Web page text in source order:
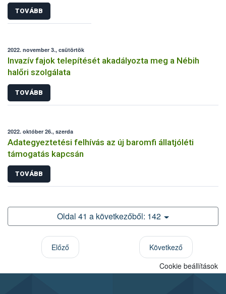
TOVÁBB
2022. november 3., csütörtök
Invazív fajok telepítését akadályozta meg a Nébih
halőri szolgálata
TOVÁBB
2022. október 26., szerda
Adategyeztetési felhívás az új baromfi állatjóléti
támogatás kapcsán
TOVÁBB
Oldal 41 a következőből: 142
Előző
Következő
Cookie beállítások